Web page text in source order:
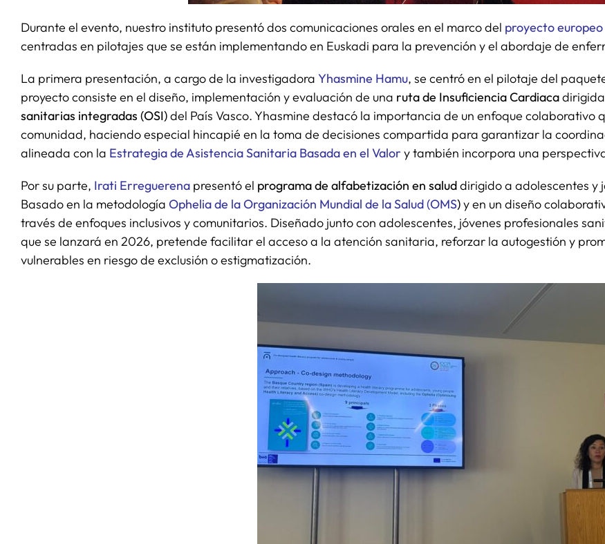
Durante el evento, nuestro instituto presentó dos comunicaciones orales en el marco del proyecto europeo
centradas en pilotajes que se están implementando en Euskadi para la prevención y el abordaje de
La primera presentación, a cargo de la investigadora Yhasmine Hamu, se centró en el pilotaje del
proyecto consiste en el diseño, implementación y evaluación de una ruta de Insuficiencia Cardiacadirigida
sanitarias integradas (OSI)del País Vasco. Yhasmine destacó la importancia de un enfoque colaborativo
comunidad, haciendo especial hincapié en la toma de decisiones compartida para garantizar la
alineada con la Estrategia de Asistencia Sanitaria Basada en el Valor y también incorpora una
Por su parte, Irati Erreguerenapresentó el programa de alfabetización en saluddirigido a adolescentes y
Basado en la metodología Ophelia de la Organización Mundial de la Salud (OMS)y en un diseño
través de enfoques inclusivos y comunitarios. Diseñado junto con adolescentes, jóvenes profesionales
que se lanzará en 2026, pretende facilitar el acceso a la atención sanitaria, reforzar la autogestión y
vulnerables en riesgo de exclusión o estigmatización.